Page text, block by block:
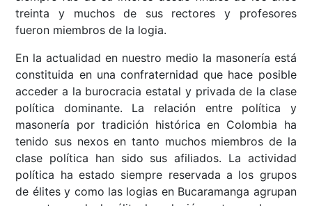
treinta y muchos de sus rectores y profesores
fueron miembros de la logia.
En la actualidad en nuestro medio la masonería está
constituida en una confraternidad que hace posible
acceder a la burocracia estatal y privada de la clase
política dominante. La relación entre política y
masonería por tradición histórica en Colombia ha
tenido sus nexos en tanto muchos miembros de la
clase política han sido sus afiliados. La actividad
política ha estado siempre reservada a los grupos
de élites y como las logias en Bucaramanga agrupan